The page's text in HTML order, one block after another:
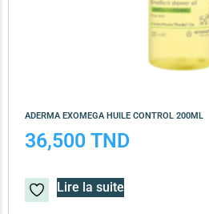
ADERMA EXOMEGA HUILE CONTROL 200ML
36,500 TND
Lire la suite